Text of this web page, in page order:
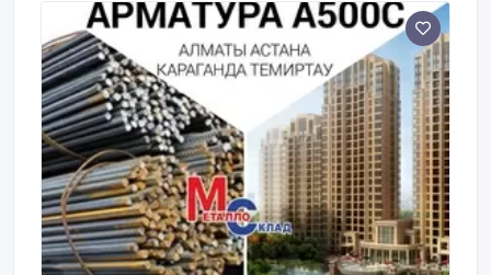
с высоким качеством.